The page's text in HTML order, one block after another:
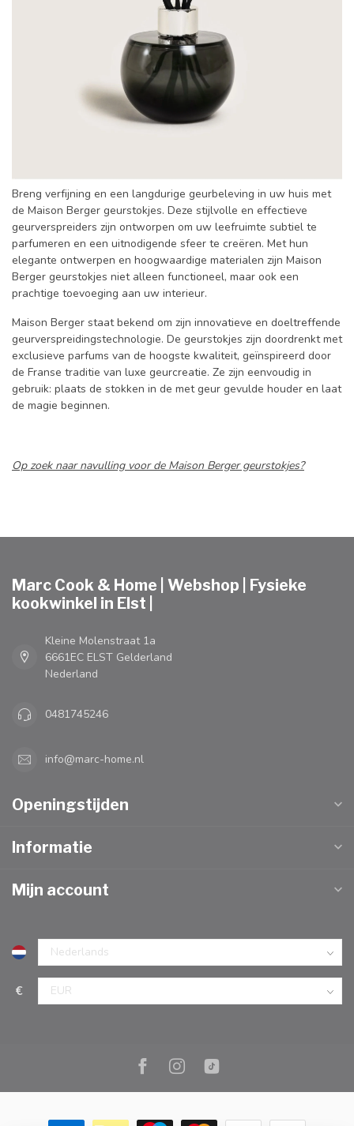
Breng verfijning en een langdurige geurbeleving in uw huis met
de Maison Berger geurstokjes. Deze stijlvolle en effectieve
geurverspreiders zijn ontworpen om uw leefruimte subtiel te
parfumeren en een uitnodigende sfeer te creëren. Met hun
elegante ontwerpen en hoogwaardige materialen zijn Maison
Berger geurstokjes niet alleen functioneel, maar ook een
prachtige toevoeging aan uw interieur.
Maison Berger staat bekend om zijn innovatieve en doeltreffende
geurverspreidingstechnologie. De geurstokjes zijn doordrenkt met
exclusieve parfums van de hoogste kwaliteit, geïnspireerd door
de Franse traditie van luxe geurcreatie. Ze zijn eenvoudig in
gebruik: plaats de stokken in de met geur gevulde houder en laat
de magie beginnen.
Op zoek naar navulling voor de Maison Berger geurstokjes?
Marc Cook & Home | Webshop | Fysieke
kookwinkel in Elst |
Kleine Molenstraat 1a
6661EC ELST Gelderland
Nederland
0481745246
info@marc-home.nl
Openingstijden
Informatie
Mijn account
€